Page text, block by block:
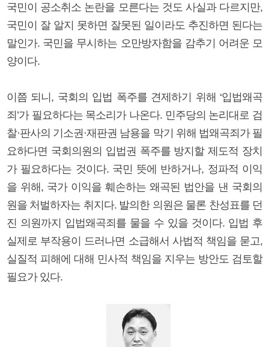
국민이 공소취소 논란을 모른다는 것도 사실과 다르지만,
국민이 잘 알지 못하면 잘못된 일이라도 추진하면 된다는
말인가. 국민을 무시하는 오만방자함을 감추기 어려운 모
양이다.
이쯤 되니, 국회의 입법 폭주를 견제하기 위해 ‘입법왜곡
죄’가 필요하다는 목소리가 나온다. 민주당의 논리대로 검
찰·판사의 기소권·재판권 남용을 막기 위해 법왜곡죄가 필
요하다면 국회의원의 입법권 폭주를 방지할 제도적 장치
가 필요하다는 것이다. 국민 뜻에 반하거나, 정파적 이익
을 위해, 국가 이익을 훼손하는 왜곡된 법안을 낸 국회의
원을 처벌하자는 취지다. 발의한 의원은 물론 찬성표를 던
진 의원까지 입법왜곡죄를 물을 수 있을 것이다. 입법 후
실제로 부작용이 드러나면 소급해서 사법적 책임을 묻고,
실질적 피해에 대해 민사적 책임을 지우는 방안도 검토할
필요가 있다.